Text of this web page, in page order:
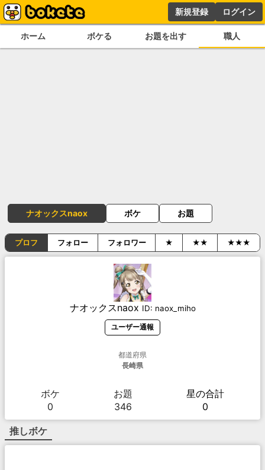
新規登録 ログイン
ホーム ボケる お題を出す 職人
ナオックスnaox ボケ お題
プロフ フォロー フォロワー ★ ★★ ★★★
ナオックスnaox ID: naox_miho
ユーザー通報
都道府県
長崎県
ボケ
0
お題
346
星の合計
0
推しボケ